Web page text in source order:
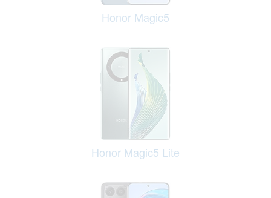
Honor Magic5
Honor Magic5 Lite